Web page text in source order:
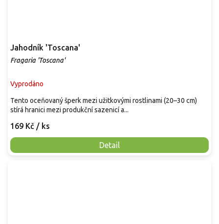
Jahodník 'Toscana'
Fragaria 'Toscana'
Vyprodáno
169 Kč / ks
Detail
Tento oceňovaný šperk mezi užitkovými rostlinami (20–30 cm)
stírá hranici mezi produkční sazenicí a...